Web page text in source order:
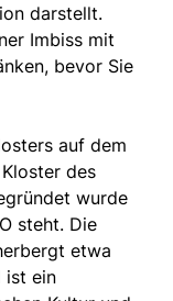
darstellt.
Imbiss mit
bevor Sie
auf dem
des
wurde
steht. Die
etwa
ist ein